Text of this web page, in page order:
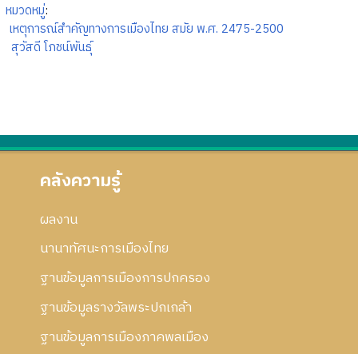
หมวดหมู่:
เหตุการณ์สำคัญทางการเมืองไทย สมัย พ.ศ. 2475-2500
สุวัสดี โภชน์พันธุ์
คลังความรู้
ผลงาน
นานาทัศนะการเมืองไทย
ฐานข้อมูลการเมืองการปกครอง
ฐานข้อมูลรางวัลพระปกเกล้า
ฐานข้อมูลการเมืองภาคพลเมือง